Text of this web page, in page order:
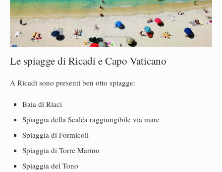
Le spiagge di Ricadi e Capo Vaticano
A Ricadi sono presenti ben otto spiagge:
Baia di Riaci
Spiaggia della Scaléa raggiungibile via mare
Spiaggia di Formicoli
Spiaggia di Torre Marino
Spiaggia del Tono